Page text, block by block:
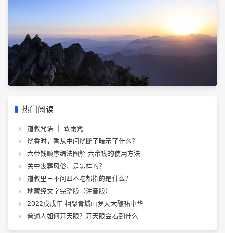
热门阅读
道教咒语 ｜ 致雨咒
烧香时，香从中间烧断了暗示了什么？
六帝钱顺序编法图解 六帝钱的使用方法
关中丧葬风俗，是怎样的？
道教里三不问四不吃都指的是什么？
地藏经文字完整版（注音版）
2022戊戌年 相聚青城山罗天大醮祐中华
普通人如何开天眼？开天眼会看到什么